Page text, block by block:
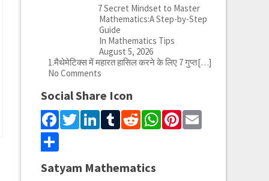
7 Secret Mindset to Master
Mathematics:A Step-by-Step
Guide
In Mathematics Tips
August 5, 2026
1.मैथेमेटिक्स में महारत हासिल करने के लिए 7 गुप्त[…]
No Comments
Social Share Icon
Facebook
Twitter
LinkedIn
Tumblr
Reddit
WhatsApp
Pinterest
Email
Share
Satyam Mathematics